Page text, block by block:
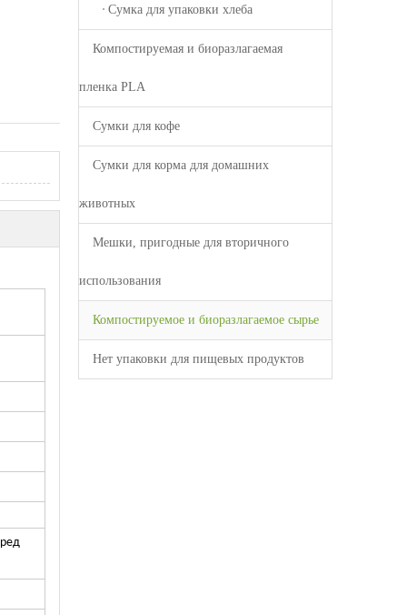
Сумка для упаковки хлеба
Компостируемая и биоразлагаемая
пленка PLA
Сумки для кофе
Сумки для корма для домашних
животных
Мешки, пригодные для вторичного
использования
Компостируемое и биоразлагаемое сырье
Нет упаковки для пищевых продуктов